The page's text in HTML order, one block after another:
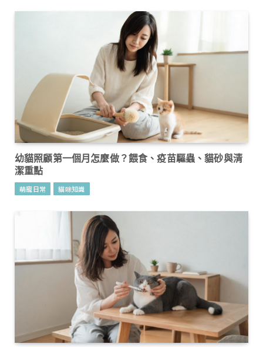
幼貓照顧第一個月怎麼做？餵食、疫苗驅蟲、貓砂與清
潔重點
萌寵日常 貓咪知識